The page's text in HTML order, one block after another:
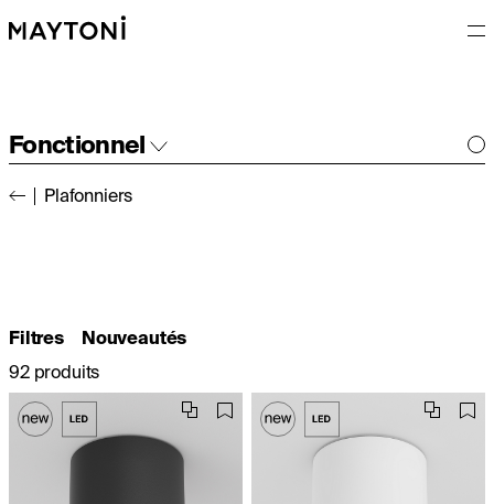
Fonctionnel
Intérieur
Plafonniers
Filtres
Nouveautés
92 produits